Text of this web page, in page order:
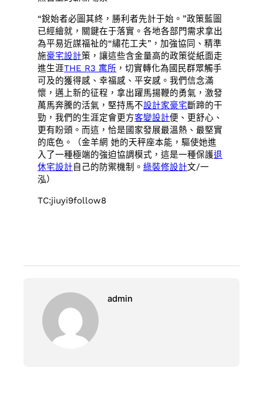
“銳始者必圖其終，勝利者先計于始。”政策藍圖
已經繪就，關鍵在于落實。各地各部門需求拿出
為平易近謀福祉的“繡花工夫”，加強協同、精準
施豪宅設計策，讓這些含金量高的政策從紙面走
進生涯THE R3 寓所 ，切實轉化為國民群眾觸手
可及的獲得感、幸福感、平安感。我們信念滿
懷，邁上新的征程，拿出躍馬揚鞭的勇氣，激發
萬馬奔騰的活氣，堅持馬不設計家豪宅斷蹄的干
勁，我們的生涯定會更方客變設計便、更舒心、
更有盼頭。而這，恰是國家發展最溫熱、最堅實
的底色。（金羊網 她的天秤座本能，驅使她進
入了一種極端的強迫協調模式，這是一種保護退
休宅設計 自己的防禦機制。綠裝修設計文/一
泓）
TC:jiuyi9follow8
admin